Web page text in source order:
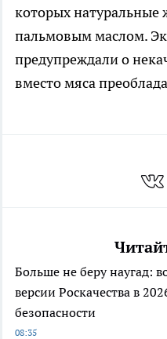
которых
пальмовым маслом.
предупреждали о
вместо мяса
Больше не беру наугад:
версии Роскачества в
безопасности
08:35